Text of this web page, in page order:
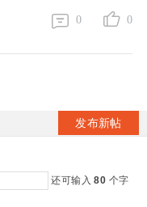
0 0
发布新帖
还可输入80 个字